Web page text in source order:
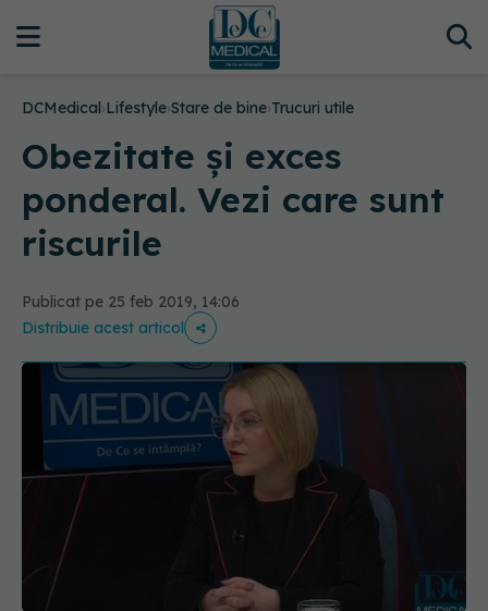
DCMedical›Lifestyle›Stare de bine›Trucuri utile
Obezitate și exces
ponderal. Vezi care sunt
riscurile
Publicat pe 25 feb 2019, 14:06
Distribuie acest articol